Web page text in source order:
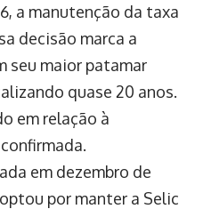
a manutenção da taxa
decisão marca a
seu maior patamar
quase 20 anos.
em relação à
em dezembro de
por manter a Selic